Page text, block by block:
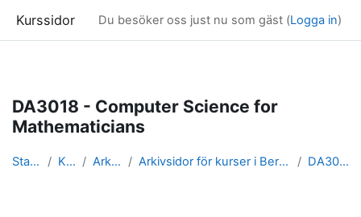
Kurssidor Du besöker oss just nu som gäst (Logga in)
DA3018 - Computer Science for
Mathematicians
Startsida Kurser Arkivsidor Arkivsidor för kurser i Beräkningsteknik & Dat... DA3018_arkiv